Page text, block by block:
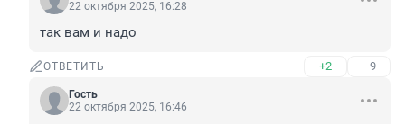
22 октября 2025, 16:28
так вам и надо
ОТВЕТИТЬ +2 –9
Гость
22 октября 2025, 16:46